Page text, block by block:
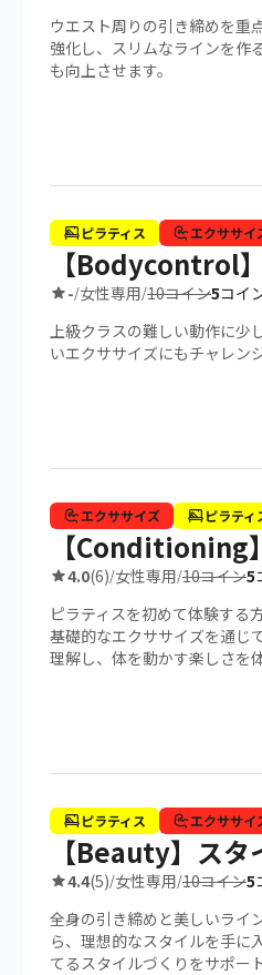
ウエスト周りの引き締めを重
強化し、スリムなラインを作
も向上させます。
ピラティス エクササイ
【
-/女性専用/10コイン5コイ
上級クラスの難しい動作に少
いエクササイズにもチャレン
エクササイズ ピラティ
【
4.0(6)/女性専用/10コイン5
ピラティスを初めて体験する
基礎的なエクササイズを通じ
理解し、体を動かす楽しさを
ピラティス エクササイ
【Beauty】ス
4.4(5)/女性専用/10コイン5
全身の引き締めと美しいライ
ら、理想的なスタイルを手に
てるスタイルづくりをサポー